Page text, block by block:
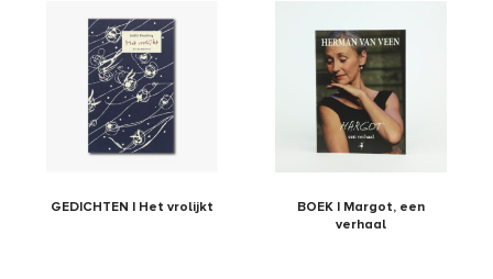
GEDICHTEN | Het vrolijkt
BOEK | Margot, een
verhaal